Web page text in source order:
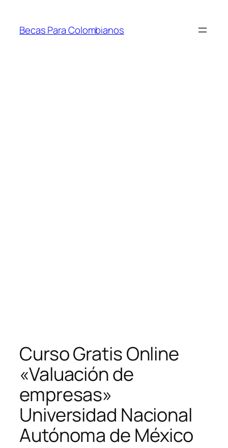
contenido
Becas Para Colombianos
Curso Gratis Online
«Valuación de
empresas»
Universidad Nacional
Autónoma de México